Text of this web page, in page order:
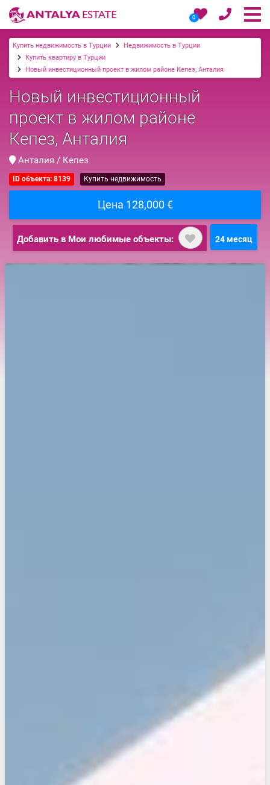
0
Купить недвижимость в Турции
Недвижимость в Турции
Купить квартиру в Турции
Новый инвестиционный проект в жилом районе Кепез, Анталия
Новый инвестиционный
проект в жилом районе
Кепез, Анталия
Анталия / Кепез
ID объекта: 8139 Купить недвижимость
Цена 128,000 €
Добавить в Мои любимые объекты: 24 месяц